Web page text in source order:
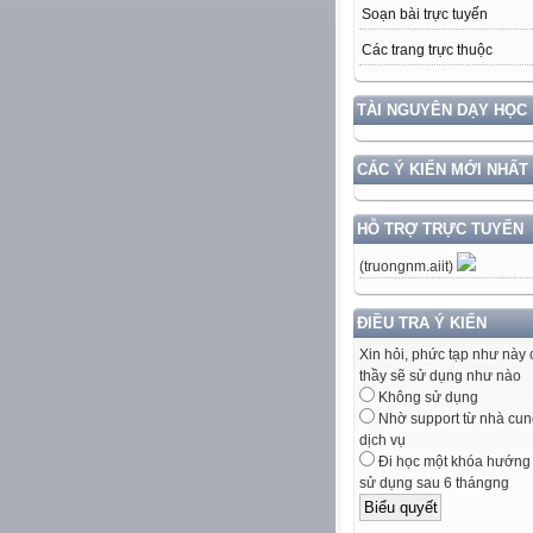
Soạn bài trực tuyến
Các trang trực thuộc
TÀI NGUYÊN DẠY HỌC
CÁC Ý KIẾN MỚI NHẤT
HỖ TRỢ TRỰC TUYẾN
(truongnm.aiit)
ĐIỀU TRA Ý KIẾN
Xin hỏi, phức tạp như này
thầy sẽ sử dụng như nào
Không sử dụng
Nhờ support từ nhà
dịch vụ
Đi học một khóa hướng
sử dụng sau 6 thángng